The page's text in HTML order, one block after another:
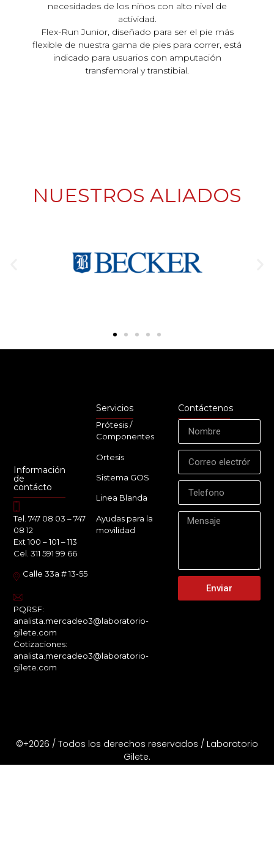
necesidades de los niños con alto nivel de
actividad.
Flex-Run Junior, diseñado para ser el pie más
flexible de nuestra gama de pies para correr, está
indicado para usuarios con amputación
transfemoral y transtibial.
NUESTROS ALIADOS
Información
de
contácto
Tel. 747 08 03 – 747
08 12
Ext 100 – 101 – 113
Cel. 311 591 99 66
Calle 33a # 13-55
PQRSF:
analista.mercadeo3@laboratorio-
gilete.com
Cotizaciones:
analista.mercadeo3@laboratorio-
gilete.com
Servicios
Prótesis /
Componentes
Ortesis
Sistema GOS
Linea Blanda
Ayudas para la
movilidad
Contáctenos
Enviar
©+2026 / Todos los derechos reservados / Laboratorio
Gilete.